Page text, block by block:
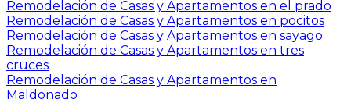
Remodelación de Casas y Apartamentos en el prado
Remodelación de Casas y Apartamentos en pocitos
Remodelación de Casas y Apartamentos en sayago
Remodelación de Casas y Apartamentos en tres
cruces
Remodelación de Casas y Apartamentos en
Maldonado